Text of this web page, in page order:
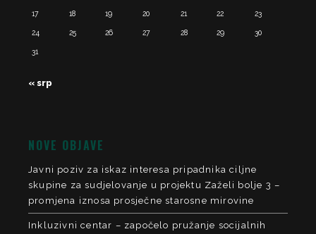
17 18 19 20 21 22 23
24 25 26 27 28 29 30
31
« srp
NOVE OBJAVE
Javni poziv za iskaz interesa pripadnika ciljne
skupine za sudjelovanje u projektu Zaželi bolje 3 –
promjena iznosa prosječne starosne mirovine
Inkluzivni centar – započelo pružanje socijalnih